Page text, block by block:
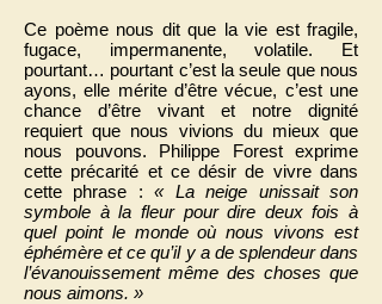
Ce poème nous dit que la vie est fragile,
fugace, impermanente, volatile. Et
pourtant… pourtant c’est la seule que nous
ayons, elle mérite d’être vécue, c’est une
chance d’être vivant et notre dignité
requiert que nous vivions du mieux que
nous pouvons. Philippe Forest exprime
cette précarité et ce désir de vivre dans
cette phrase :« La neige unissait son
symbole à la fleur pour dire deux fois à
quel point le monde où nous vivons est
éphémère et ce qu’il y a de splendeur dans
l’évanouissement même des choses que
nous aimons. »